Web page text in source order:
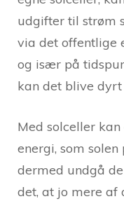
udgifter til strøm
via det offentlige
og især på
kan det blive
Med solceller
energi, som
dermed undgå
det, at jo mere af